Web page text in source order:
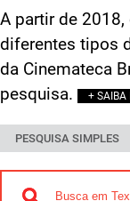
A partir de
diferentes tipos
da Cinemateca
pesquisa.
+ SAIBA
PESQUISA SIMPLES